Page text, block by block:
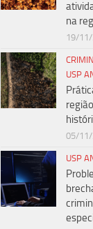
na
19/
USP
05/
USP